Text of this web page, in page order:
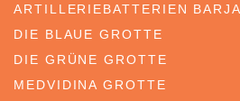
ARTILLERIEBATTERIEN
DIE BLAUE GROTTE
DIE GRÜNE GROTTE
MEDVIDINA GROTTE